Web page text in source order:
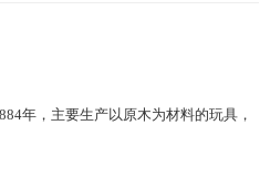
年，主要生产以原木为材料的玩具，